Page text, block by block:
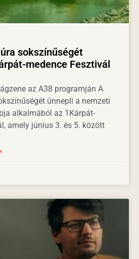
sokszínűségét
medence Fesztivál
az A38 programján A
ünnepli a nemzeti
alkalmából az 1Kárpát-
amely június 3. és 5. között